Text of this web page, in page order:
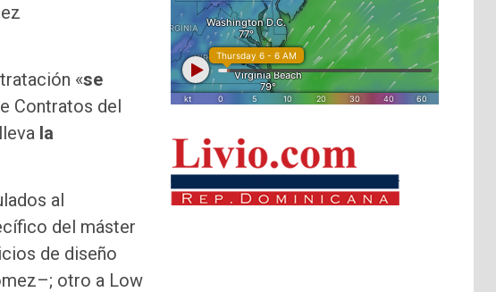
«se
Contratos del
la
al
del máster
de diseño
otro a Low